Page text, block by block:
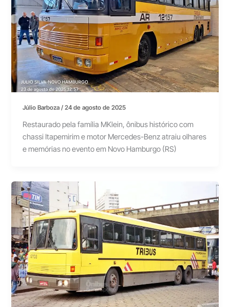
Júlio Barboza/24 de agosto de 2025
Restaurado pela família MKlein, ônibus histórico com
chassi Itapemirim e motor Mercedes-Benz atraiu olhares
e memórias no evento em Novo Hamburgo (RS)